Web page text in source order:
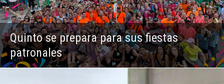
Quinto se prepara para sus fiestas
patronales